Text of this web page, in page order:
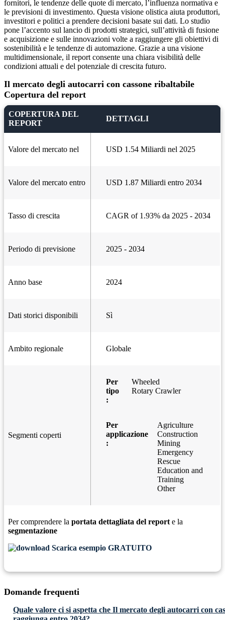
fornitori, le tendenze delle quote di mercato, l’influenza normativa e
le previsioni di investimento. Questa visione olistica aiuta produttori,
investitori e politici a prendere decisioni basate sui dati. Lo studio
pone l’accento sul lancio di prodotti strategici, sull’attività di fusione
e acquisizione e sulle innovazioni volte a raggiungere gli obiettivi di
sostenibilità e le tendenze di automazione. Grazie a una visione
multidimensionale, il report consente una chiara visibilità delle
condizioni attuali e del potenziale di crescita futuro.
Il mercato degli autocarri con cassone ribaltabile
Copertura del report
COPERTURA DEL
REPORT
DETTAGLI
Valore del mercato nel USD 1.54 Miliardi nel 2025
Valore del mercato entro USD 1.87 Miliardi entro 2034
Tasso di crescita CAGR of 1.93% da 2025 - 2034
Periodo di previsione 2025 - 2034
Anno base 2024
Dati storici disponibili Sì
Ambito regionale Globale
Segmenti coperti
Per
tipo
:
Wheeled
Rotary Crawler
Per
applicazione
:
Agriculture
Construction
Mining
Emergency
Rescue
Education and
Training
Other
Per comprendere la portata dettagliata del report e la
segmentazione
Scarica esempio GRATUITO
Domande frequenti
Quale valore ci si aspetta che Il mercato degli autocarri con